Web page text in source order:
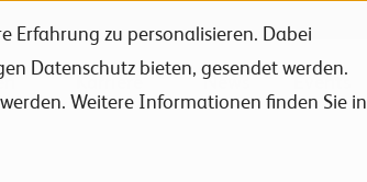
Erfahrung zu personalisieren. Dabei
Datenschutz bieten, gesendet werden.
Weitere Informationen finden Sie in
Karriere News Events